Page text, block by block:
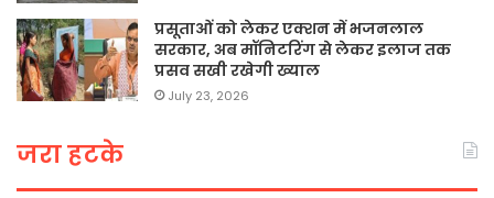
प्रसूताओं को लेकर एक्शन में भजनलाल
सरकार, अब मॉनिटरिंग से लेकर इलाज तक
प्रसव सखी रखेगी ख्याल
July 23, 2026
जरा हटके